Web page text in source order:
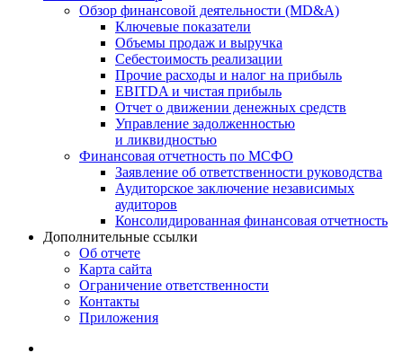
Обзор финансовой деятельности (MD&A)
Ключевые показатели
Объемы продаж и выручка
Себестоимость реализации
Прочие расходы и налог на прибыль
EBITDA и чистая прибыль
Отчет о движении денежных средств
Управление задолженностью
и ликвидностью
Финансовая отчетность по МСФО
Заявление об ответственности руководства
Аудиторское заключение независимых
аудиторов
Консолидированная финансовая отчетность
Дополнительные ссылки
Об отчете
Карта сайта
Ограничение ответственности
Контакты
Приложения